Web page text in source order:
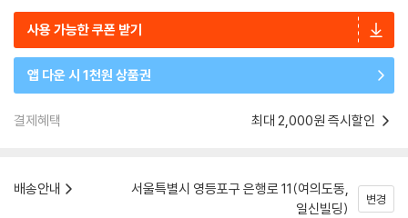
사용 가능한 쿠폰 받기
앱 다운 시 1천원 상품권
결제혜택 최대 2,000원 즉시할인
배송안내
서울특별시 영등포구 은행로 11(여의도동,
일신빌딩)
변경